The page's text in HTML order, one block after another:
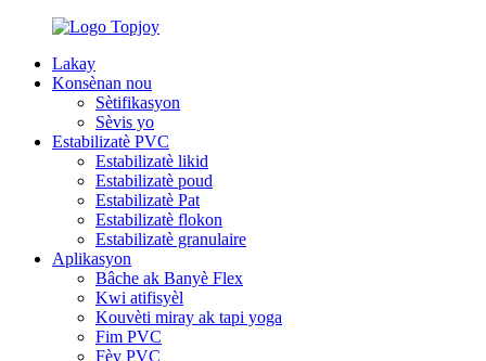
Lakay
Konsènan nou
Sètifikasyon
Sèvis yo
Estabilizatè PVC
Estabilizatè likid
Estabilizatè poud
Estabilizatè Pat
Estabilizatè flokon
Estabilizatè granulaire
Aplikasyon
Bâche ak Banyè Flex
Kwi atifisyèl
Kouvèti miray ak tapi yoga
Fim PVC
Fèy PVC